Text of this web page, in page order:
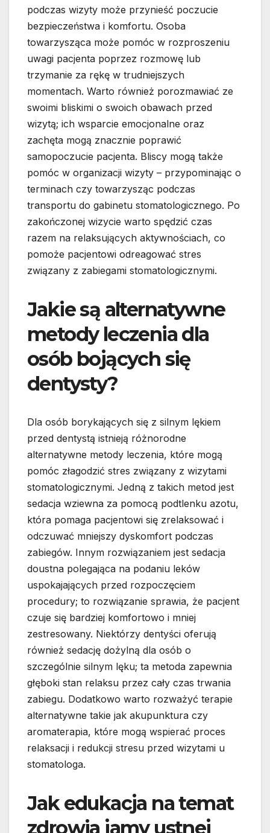
podczas wizyty może przynieść poczucie
bezpieczeństwa i komfortu. Osoba
towarzysząca może pomóc w rozproszeniu
uwagi pacjenta poprzez rozmowę lub
trzymanie za rękę w trudniejszych
momentach. Warto również porozmawiać ze
swoimi bliskimi o swoich obawach przed
wizytą; ich wsparcie emocjonalne oraz
zachęta mogą znacznie poprawić
samopoczucie pacjenta. Bliscy mogą także
pomóc w organizacji wizyty – przypominając o
terminach czy towarzysząc podczas
transportu do gabinetu stomatologicznego. Po
zakończonej wizycie warto spędzić czas
razem na relaksujących aktywnościach, co
pomoże pacjentowi odreagować stres
związany z zabiegami stomatologicznymi.
Jakie są alternatywne
metody leczenia dla
osób bojących się
dentysty?
Dla osób borykających się z silnym lękiem
przed dentystą istnieją różnorodne
alternatywne metody leczenia, które mogą
pomóc złagodzić stres związany z wizytami
stomatologicznymi. Jedną z takich metod jest
sedacja wziewna za pomocą podtlenku azotu,
która pomaga pacjentowi się zrelaksować i
odczuwać mniejszy dyskomfort podczas
zabiegów. Innym rozwiązaniem jest sedacja
doustna polegająca na podaniu leków
uspokajających przed rozpoczęciem
procedury; to rozwiązanie sprawia, że pacjent
czuje się bardziej komfortowo i mniej
zestresowany. Niektórzy dentyści oferują
również sedację dożylną dla osób o
szczególnie silnym lęku; ta metoda zapewnia
głęboki stan relaksu przez cały czas trwania
zabiegu. Dodatkowo warto rozważyć terapie
alternatywne takie jak akupunktura czy
aromaterapia, które mogą wspierać proces
relaksacji i redukcji stresu przed wizytami u
stomatologa.
Jak edukacja na temat
zdrowia jamy ustnej